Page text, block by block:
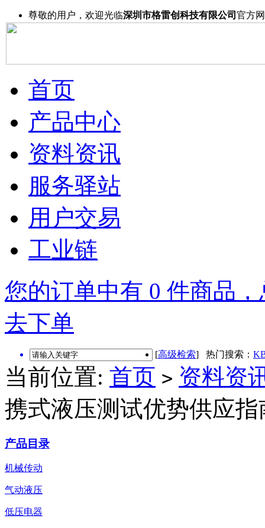
尊敬的用户，欢迎光临深圳市格雷创科技有限公司 官方
首页
产品中心
资料资讯
服务驿站
用户交易
工业链
您的订单中有 0 件商品
去下单
[高级检索] 热门搜索：
当前位置: 首页 > 资料资
携式液压测试优势供应指
产品目录
机械传动
气动液压
低压电器